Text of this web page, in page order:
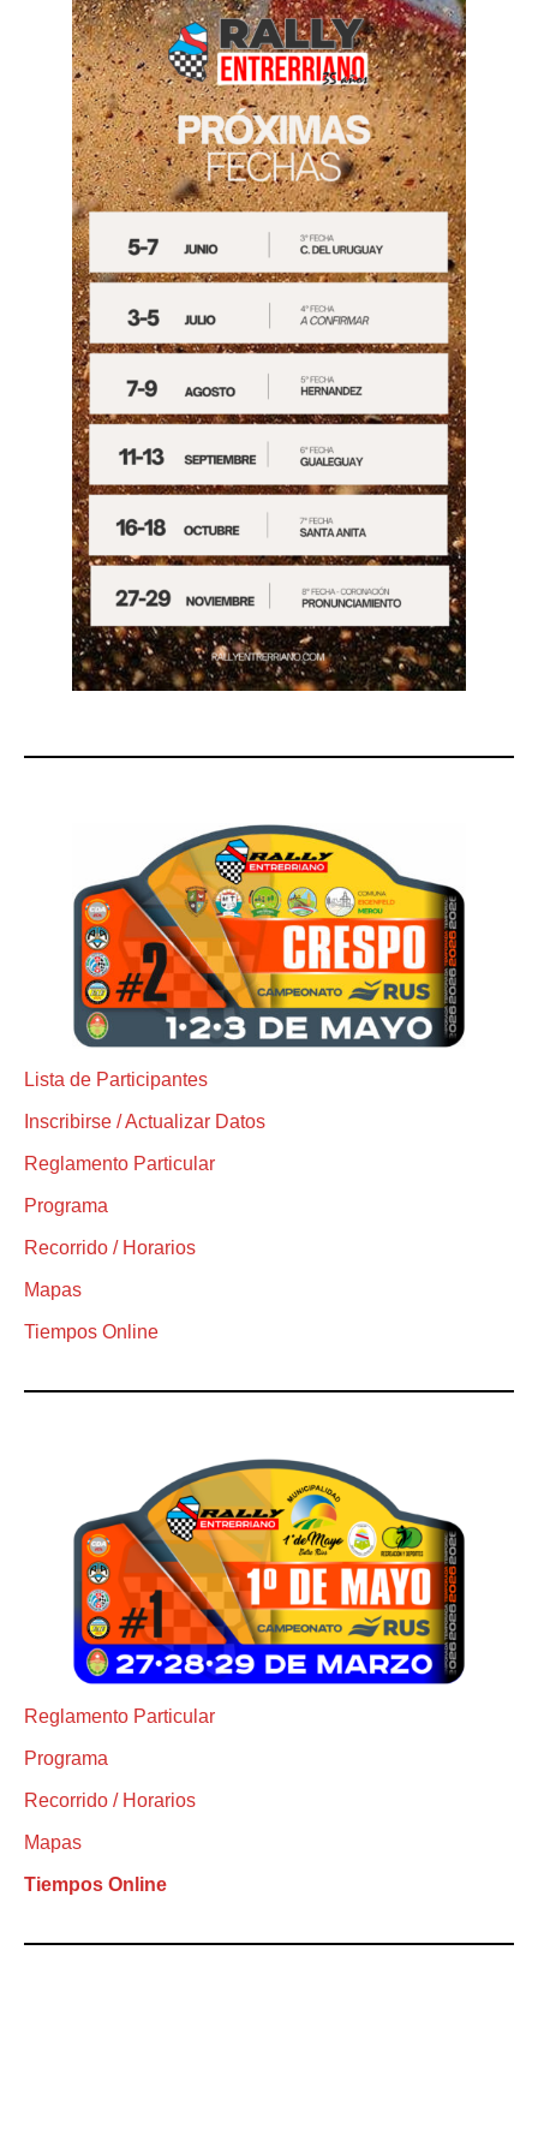
Lista de Participantes
Inscribirse / Actualizar Datos
Reglamento Particular
Programa
Recorrido / Horarios
Mapas
Tiempos Online
Reglamento Particular
Programa
Recorrido / Horarios
Mapas
Tiempos Online